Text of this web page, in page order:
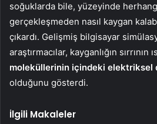
soğuklarda bile, yüzeyinde
gerçekleşmeden nasıl kaygan
çıkardı. Gelişmiş bilgisayar
araştırmacılar, kayganlığın sırrının
moleküllerinin içindeki elektriksel
olduğunu gösterdi.
İlgili Makaleler